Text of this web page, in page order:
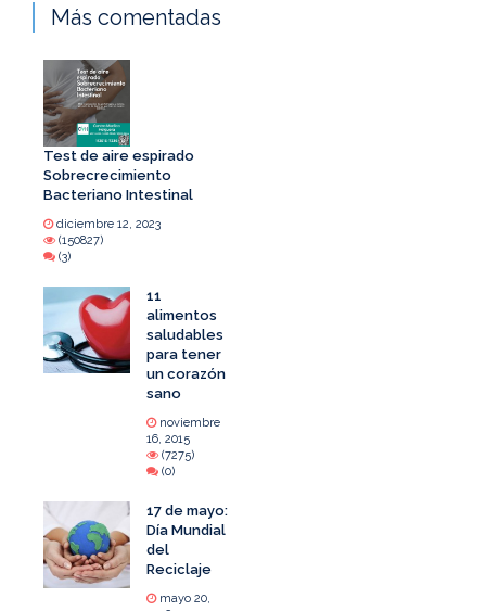
Más comentadas
Test de aire espirado
Sobrecrecimiento
Bacteriano Intestinal
diciembre 12, 2023
(150827)
(3)
11
alimentos
saludables
para tener
un corazón
sano
noviembre
16, 2015
(7275)
(0)
17 de mayo:
Día Mundial
del
Reciclaje
mayo 20,